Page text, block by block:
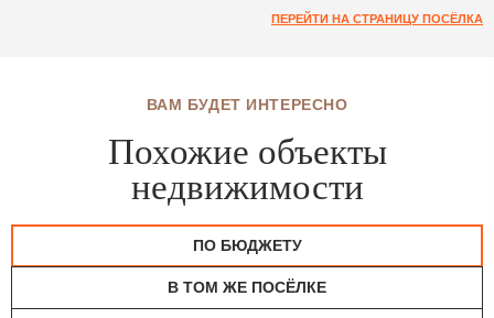
ПЕРЕЙТИ НА СТРАНИЦУ ПОСЁЛКА
ВАМ БУДЕТ ИНТЕРЕСНО
Похожие объекты
недвижимости
ПО БЮДЖЕТУ
В ТОМ ЖЕ ПОСЁЛКЕ